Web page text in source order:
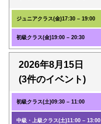
ジュニアクラス(金)17:30 – 19:00
初級クラス(金)19:00 – 20:30
2026年8月15日
(3件のイベント)
初級クラス(土)09:30 – 11:00
中級・上級クラス(土)11:00 – 13:00